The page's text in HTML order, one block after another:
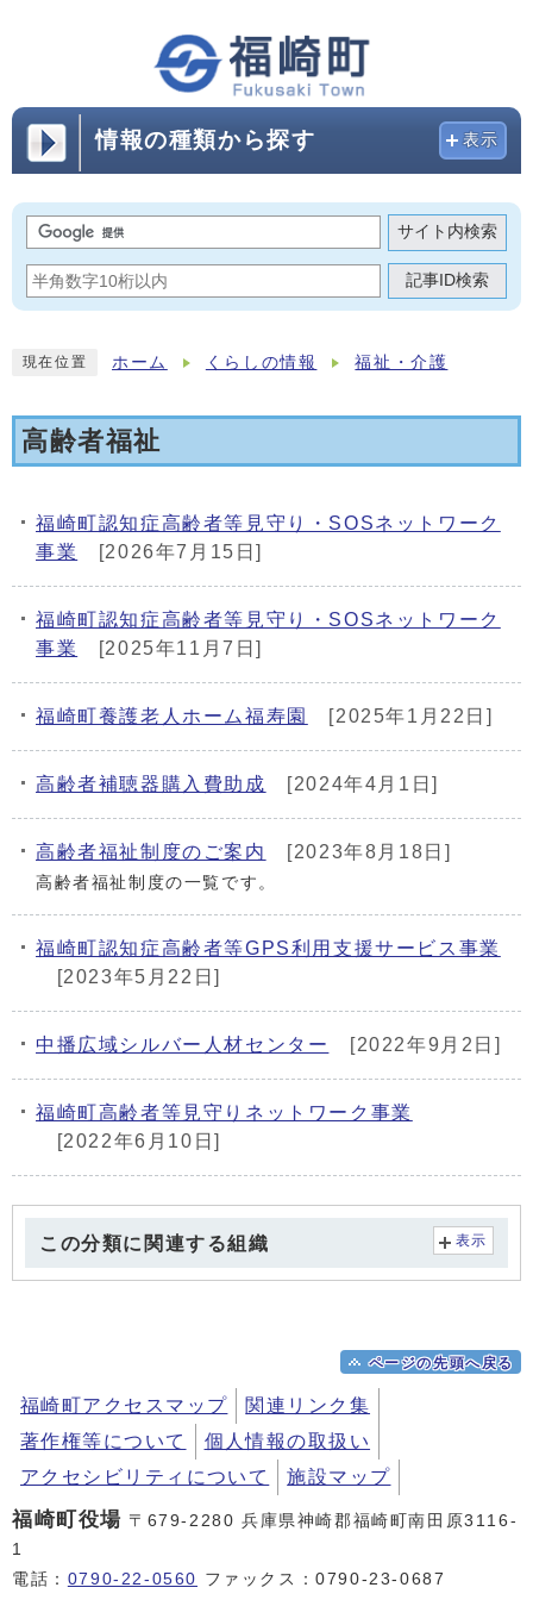
情報の種類から探す 表示
サイト内検索
記事ID検索
現在位置 ホーム くらしの情報 福祉・介護
高齢者福祉
メインメニュー
福崎町認知症高齢者等見守り・SOSネットワーク
事業
[2026年7月15日]
福崎町認知症高齢者等見守り・SOSネットワーク
事業
[2025年11月7日]
福崎町養護老人ホーム福寿園 [2025年1月22日]
高齢者補聴器購入費助成 [2024年4月1日]
高齢者福祉制度のご案内 [2023年8月18日]
高齢者福祉制度の一覧です。
福崎町認知症高齢者等GPS利用支援サービス事業
[2023年5月22日]
中播広域シルバー人材センター [2022年9月2日]
福崎町高齢者等見守りネットワーク事業
[2022年6月10日]
この分類に関連する組織 表示
ページの先頭へ戻る
福崎町アクセスマップ
関連リンク集
著作権等について
個人情報の取扱い
アクセシビリティについて
施設マップ
福崎町役場 〒679-2280 兵庫県神崎郡福崎町南田原3116-
1
電話： 0790-22-0560 ファックス：0790-23-0687